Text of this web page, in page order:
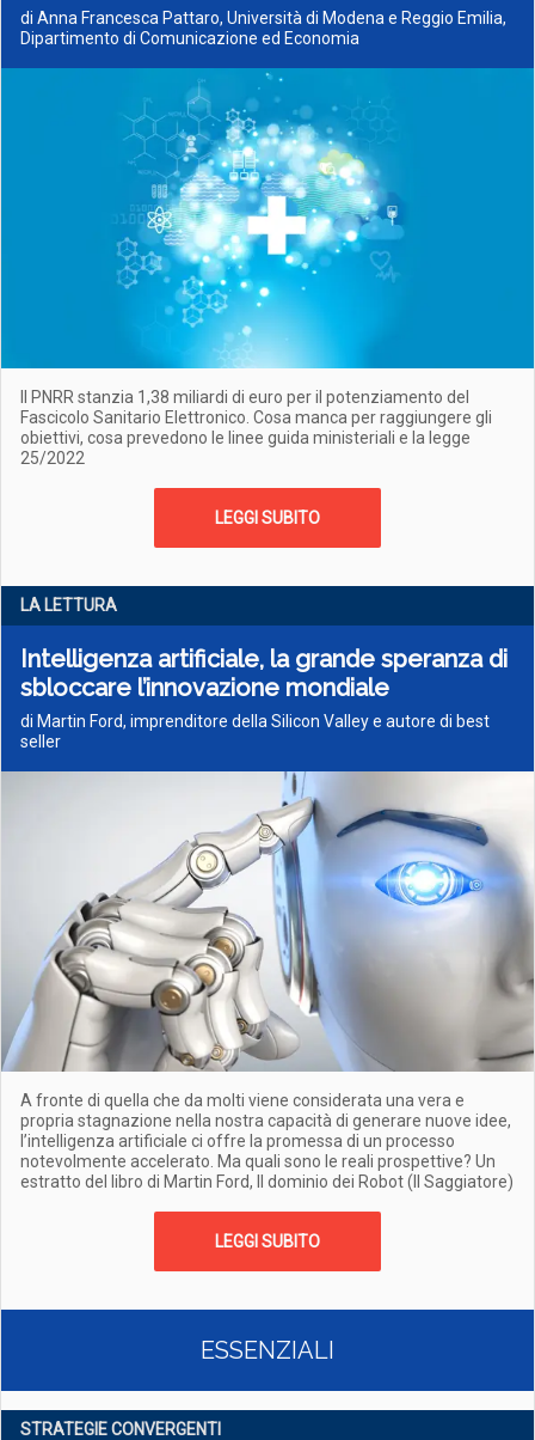
di Anna Francesca Pattaro, Università di Modena e Reggio Emilia,
Dipartimento di Comunicazione ed Economia
Il PNRR stanzia 1,38 miliardi di euro per il potenziamento del
Fascicolo Sanitario Elettronico. Cosa manca per raggiungere gli
obiettivi, cosa prevedono le linee guida ministeriali e la legge
25/2022
LEGGI SUBITO
LA LETTURA
Intelligenza artificiale, la grande speranza di
sbloccare l’innovazione mondiale
di Martin Ford, imprenditore della Silicon Valley e autore di best
seller
A fronte di quella che da molti viene considerata una vera e
propria stagnazione nella nostra capacità di generare nuove idee,
l’intelligenza artificiale ci offre la promessa di un processo
notevolmente accelerato. Ma quali sono le reali prospettive? Un
estratto del libro di Martin Ford, Il dominio dei Robot (Il Saggiatore)
LEGGI SUBITO
ESSENZIALI
STRATEGIE CONVERGENTI